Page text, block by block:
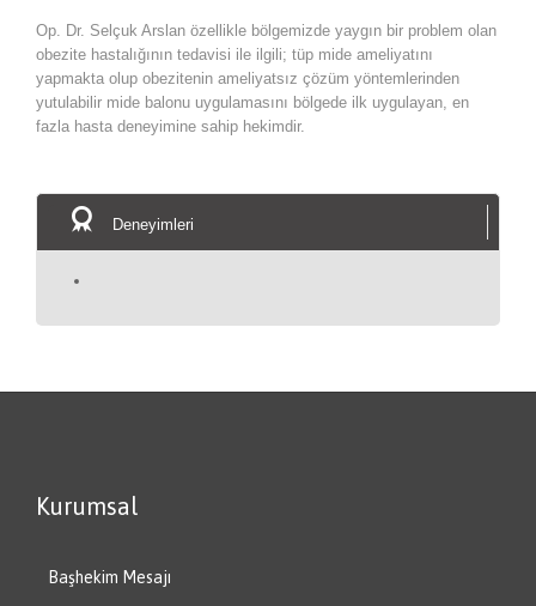
Op. Dr. Selçuk Arslan özellikle bölgemizde yaygın bir problem olan
obezite hastalığının tedavisi ile ilgili; tüp mide ameliyatını
yapmakta olup obezitenin ameliyatsız çözüm yöntemlerinden
yutulabilir mide balonu uygulamasını bölgede ilk uygulayan, en
fazla hasta deneyimine sahip hekimdir.
 Deneyimleri
Kurumsal
Başhekim Mesajı